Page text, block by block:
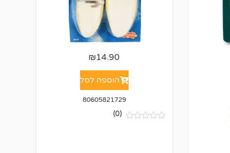
₪14.90
הוספה לסל
80605821729
(0)